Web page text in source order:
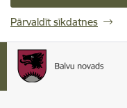
Pārvaldīt sīkdatnes